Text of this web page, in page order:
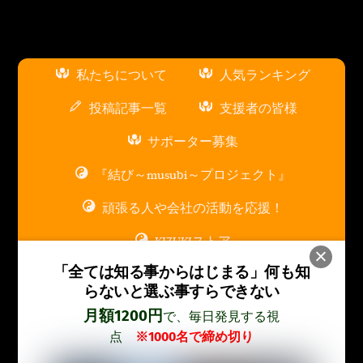
私たちについて 人気ランキング
投稿記事一覧 支援者の皆様
サポーター募集
『結び～musubi～プロジェクト』
頑張る人や会社の活動を応援！
KIZUKIストア
スポンサー広告枠について
お問い合わせ
「全ては知る事からはじまる」何も知
らないと選ぶ事すらできない
月額1200円 で、毎日発見する視
点
※1000名で締め切り